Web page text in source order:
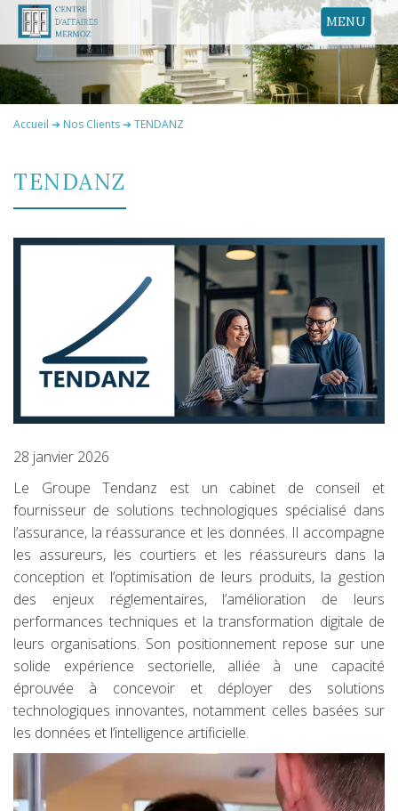
MENU
Accueil ➔ Nos Clients➔TENDANZ
TENDANZ
28 janvier 2026
Le Groupe Tendanz est un cabinet de conseil et
fournisseur de solutions technologiques spécialisé dans
l’assurance, la réassurance et les données. Il accompagne
les assureurs, les courtiers et les réassureurs dans la
conception et l’optimisation de leurs produits, la gestion
des enjeux réglementaires, l’amélioration de leurs
performances techniques et la transformation digitale de
leurs organisations. Son positionnement repose sur une
solide expérience sectorielle, alliée à une capacité
éprouvée à concevoir et déployer des solutions
technologiques innovantes, notamment celles basées sur
les données et l’intelligence artificielle.